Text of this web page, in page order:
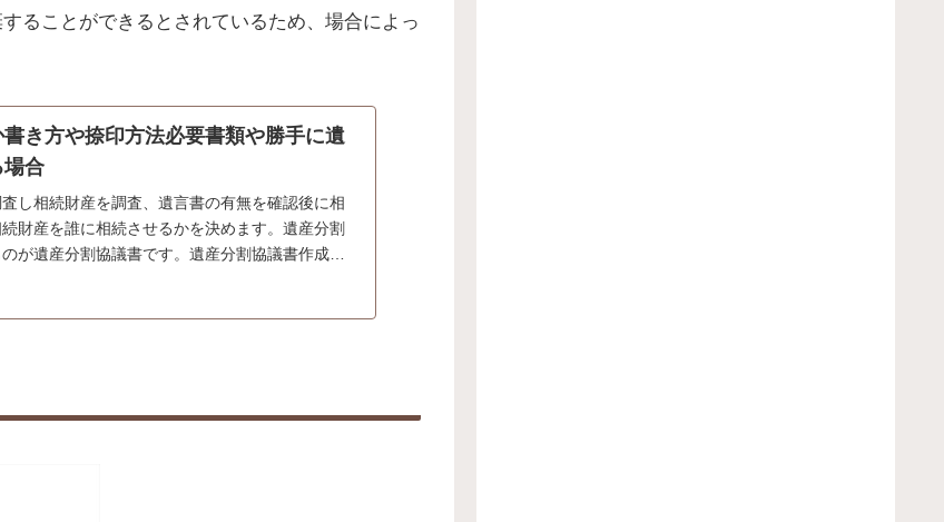
ることができるとされているため、場合によっ
き方や捺印方法必要書類や勝手に遺
場合
し相続財産を調査、遺言書の有無を確認後に相
財産を誰に相続させるかを決めます。遺産分割
が遺産分割協議書です。遺産分割協議書作成に